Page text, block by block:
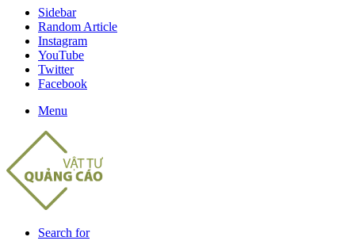
Sidebar
Random Article
Instagram
YouTube
Twitter
Facebook
Menu
Search for